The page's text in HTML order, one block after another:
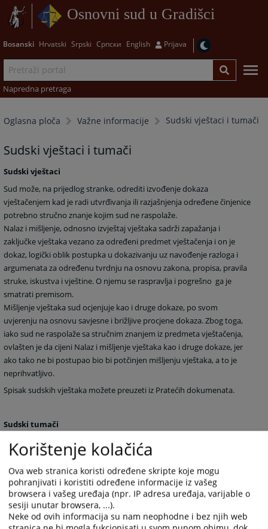
Osnovni sud u Gradišci
Bosanski Hrvatski Srpski Српски English Prijava
Napredna pretraga
Oglasna ploča Važne informacije Sudski vještaci i tumači
Sudski vještaci i tumači
Sudski vještaci
Sud može, na prijedlog stranke, odrediti izvođenje dokaza
vještačenjem kad je radi utvrđivanja ili razjašnjenja određene činjenice
potrebno stručno znanje kojim sud ne raspolaže.
Nalaz i mišljenje, odnosno izvještaj vještaka sadrži zapažanja i
zaključke vještaka vezano za određeni predmet vještačenja i on je
dokaz, logički oblik postupka u dokazivanju uz navođenje razloga i
argumenata za određenu tvrdnju na osnovu zakona, propisa, pravila
struke, iskustva i vještine. O njemu se raspravlja i pogrešno ga je
smatrati premisom.
Mišljenje vještaka sud ocjenjuje kao i druge dokaze, po svom
uvjerenju na osnovu savjesne i brižljive procjene dokaza. Zbog toga,
iako sud ne raspolaže sa stručnim znanjem iz predmeta vještačenja,
ovlašten je da cijeni Nalaz i mišljenje vještaka kao i druge dokaze, jer
ako tako ne bi postupao bio bi potčinjen mišljenju vještaka, a to je
neprihvatljivo.
Spisak sudskih vještaka možete preuzeti iz Pratećih dokumenata.
Sudski tumači
Sudovi koriste usluge stalnih sudskih tumača, osim u slučajevima
kada nema sudskih tumača za određeni jezik.
Spisak stalnih sudskih tumača regije Banja Luka možete preuzeti iz
pratećih dokumenata.
Korištenje kolačića
Ova web stranica koristi određene skripte koje mogu
pohranjivati i koristiti određene informacije iz vašeg
browsera i vašeg uređaja (npr. IP adresa uređaja, varijable o
sesiji unutar browsera, ...).
Neke od ovih informacija su nam neophodne i bez njih web